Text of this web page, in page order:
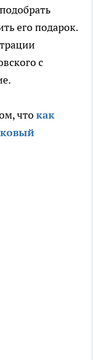
его подарок.
с
чтокак